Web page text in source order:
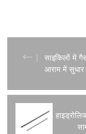
साइकिलों में
आराम में सुधार